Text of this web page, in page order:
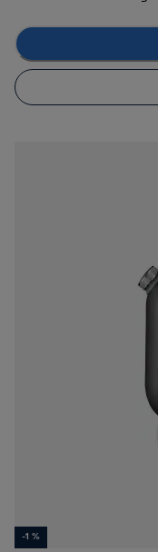
-1 %